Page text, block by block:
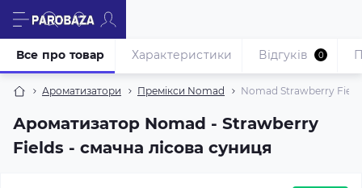
Ароматизатори Премікси Nomad Nomad Strawberry
Ароматизатор Nomad - Strawberry
Fields - смачна лісова суниця
Все про товар Характеристики Відгуків 0